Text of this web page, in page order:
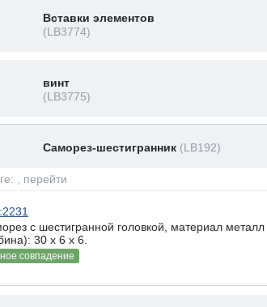
Вставки элементов
(LB3774)
винт
(LB3775)
Саморез-шестигранник (LB192)
, перейти
с шестигранной головкой, материал
30 x 6 х 6.
совпадение